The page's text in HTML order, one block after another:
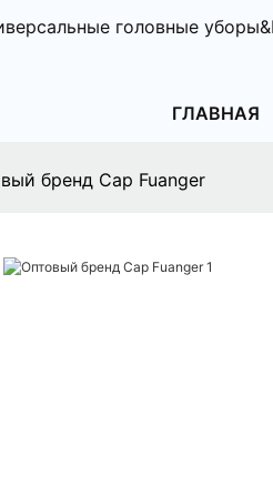
головные
ГЛАВНАЯ
бренд Cap Fuanger